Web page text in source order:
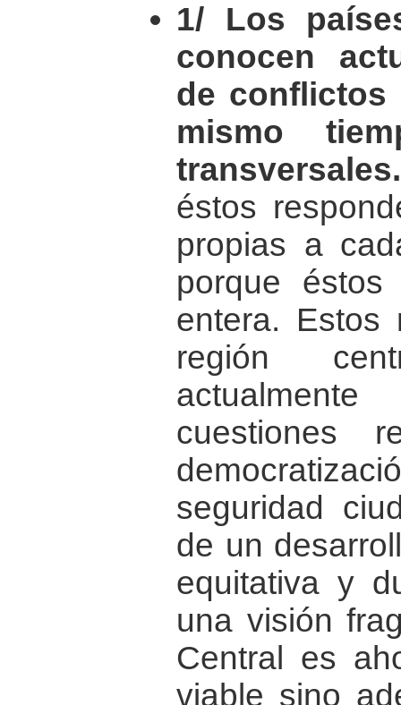
1/ Los
conocen
de conflictos
mismo
transversales.
éstos
propias a
porque
entera. Estos
región
cuestiones
seguridad
de un
equitativa y
una visión
Central es
viable sino